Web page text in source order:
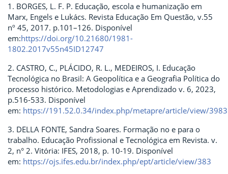
1. BORGES, L. F. P. Educação, escola e humanização em
Marx, Engels e Lukács. Revista Educação Em Questão, v.55
nº 45, 2017. p.101–126. Disponível
em:https://doi.org/10.21680/1981-
1802.2017v55n45ID12747
2. CASTRO, C., PLÁCIDO, R. L., MEDEIROS, I. Educação
Tecnológica no Brasil: A Geopolítica e a Geografia Política do
processo histórico. Metodologias e Aprendizado v. 6, 2023,
p.516-533. Disponível
em: https://191.52.0.34/index.php/metapre/article/view/3983
3. DELLA FONTE, Sandra Soares. Formação no e para o
trabalho. Educação Profissional e Tecnológica em Revista. v.
2, n° 2. Vitória: IFES, 2018, p. 10-19. Disponível
em: https://ojs.ifes.edu.br/index.php/ept/article/view/383